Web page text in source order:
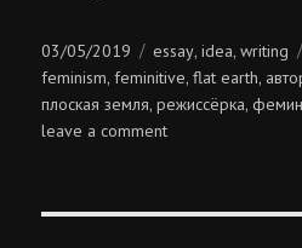
Posted
on
03/05/2019 Categories
essay,idea,writing
feminism,feminitive,flat earth,
плоская земля,режиссёрка,
leave a commenton